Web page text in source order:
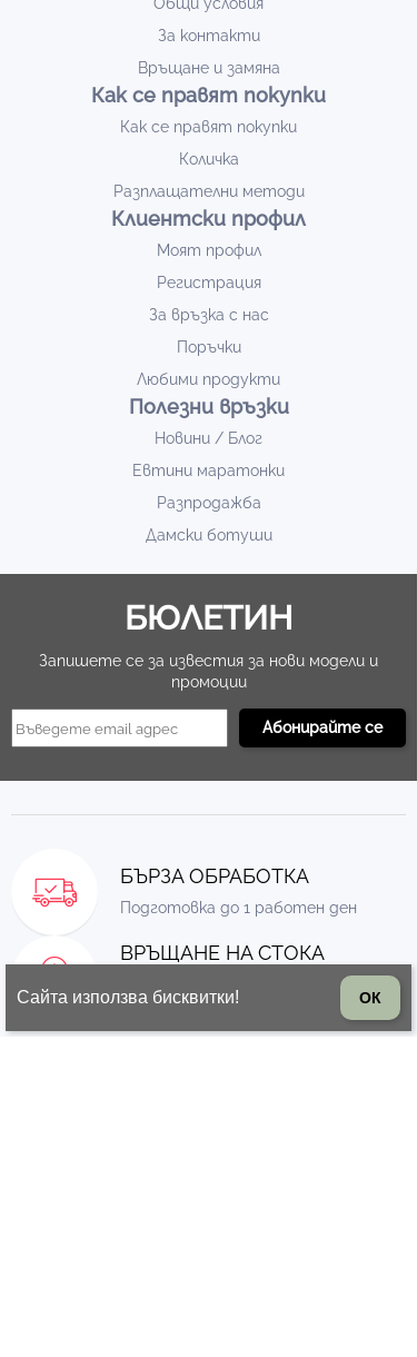
За контакти
Връщане и замяна
Как се правят покупки
Как се правят покупки
Количка
Разплащателни методи
Клиентски профил
Моят профил
Регистрация
За връзка с нас
Поръчки
Любими продукти
Полезни връзки
Новини / Блог
Евтини маратонки
Разпродажба
Дамски ботуши
БЮЛЕТИН
Запишете се за известия за нови модели и
промоции
БЪРЗА ОБРАБОТКА
Подготовка до 1 работен ден
ВРЪЩАНЕ НА СТОКА
стоката
Сайта използва бисквитки! ОК